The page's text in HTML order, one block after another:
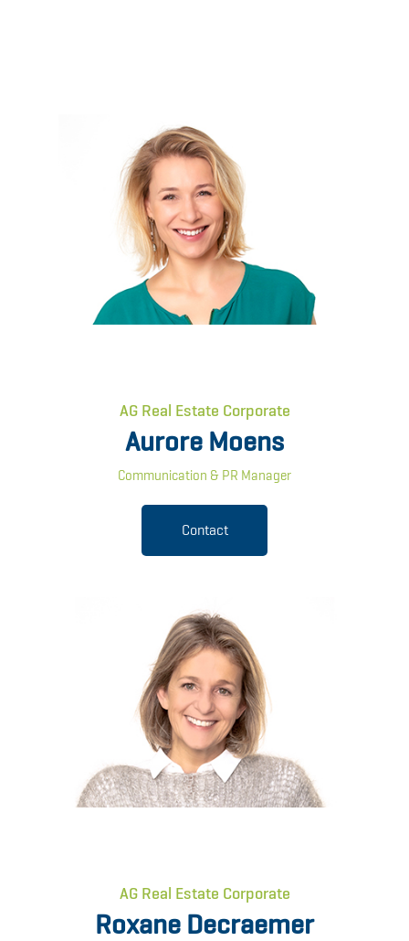
AG Real Estate Corporate
Aurore Moens
Communication & PR Manager
Contact
AG Real Estate Corporate
Roxane Decraemer